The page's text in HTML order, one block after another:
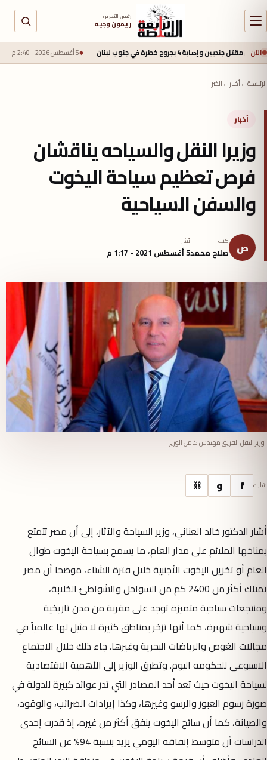
رئيس التحرير :
ريمون وجيه
الآن
بجروح خطرة في جنوب لبنان 5 أغسطس 2026 - 2:40 م محمد صلاح يقترب
الرئيسية←أخبار←الخبر
أخبار
وزيرا النقل والسياحه يناقشان
فرص تعظيم سياحة اليخوت
والسفن السياحية
ص كتب
صلاح محمد
نُشر
5 أغسطس 2021 - 1:17 م
وزير النقل الفريق مهندس كامل الوزير
شارك f و ⛓
أشار الدكتور خالد العناني، وزير السياحة والآثار، إلى أن مصر تتمتع
بمناخها الملائم على مدار العام، ما يسمح بسياحة اليخوت طوال
العام أو تخزين اليخوت الأجنبية خلال فترة الشتاء، موضحا أن مصر
تمتلك أكثر من 2400 كم من السواحل والشواطئ الخلابة،
ومنتجعات سياحية متميزة توجد على مقربة من مدن تاريخية
وسياحية شهيرة، كما أنها تزخر بمناطق كثيرة لا مثيل لها عالمياً في
مجالات الغوص والرياضات البحرية وغيرها. جاء ذلك خلال الاجتماع
الاسبوعى للحكومه اليوم. وتطرق الوزير إلى الأهمية الاقتصادية
لسياحة اليخوت حيث تعد أحد المصادر التي تدر عوائد كبيرة للدولة في
صورة رسوم العبور والرسو وغيرها، وكذا إيرادات الضرائب، والوقود،
والصيانة، كما أن سائح اليخوت ينفق أكثر من غيره، إذ قدرت إحدى
الدراسات أن متوسط إنفاقه اليومي يزيد بنسبة 94% عن السائح